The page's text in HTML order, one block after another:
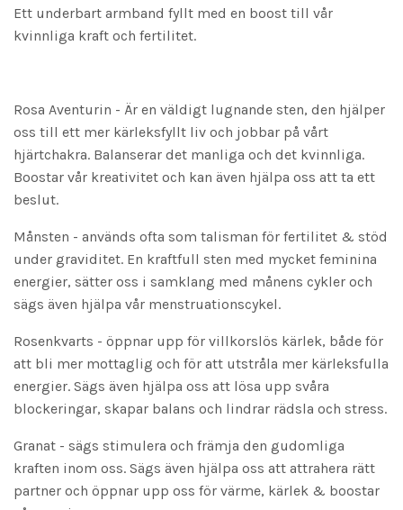
Ett underbart armband fyllt med en boost till vår
kvinnliga kraft och fertilitet.
Rosa Aventurin - Är en väldigt lugnande sten, den hjälper
oss till ett mer kärleksfyllt liv och jobbar på vårt
hjärtchakra. Balanserar det manliga och det kvinnliga.
Boostar vår kreativitet och kan även hjälpa oss att ta ett
beslut.
Månsten - används ofta som talisman för fertilitet & stöd
under graviditet. En kraftfull sten med mycket feminina
energier, sätter oss i samklang med månens cykler och
sägs även hjälpa vår menstruationscykel.
Rosenkvarts - öppnar upp för villkorslös kärlek, både för
att bli mer mottaglig och för att utstråla mer kärleksfulla
energier. Sägs även hjälpa oss att lösa upp svåra
blockeringar, skapar balans och lindrar rädsla och stress.
Granat - sägs stimulera och främja den gudomliga
kraften inom oss. Sägs även hjälpa oss att attrahera rätt
partner och öppnar upp oss för värme, kärlek & boostar